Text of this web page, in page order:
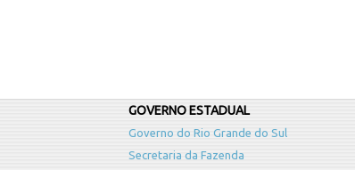
GOVERNO ESTADUAL
Governo do Rio Grande do Sul
Secretaria da Fazenda